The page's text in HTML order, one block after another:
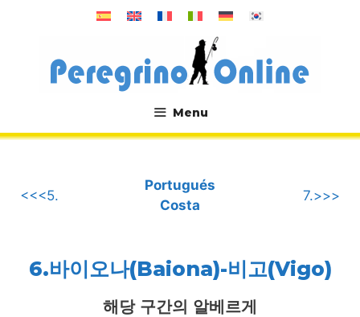
뛰
Menu
.
<<<5.
Portugués
Costa
7.>>>
6.바이오나(Baiona)-비고(Vigo)
해당 구간의 알베르게